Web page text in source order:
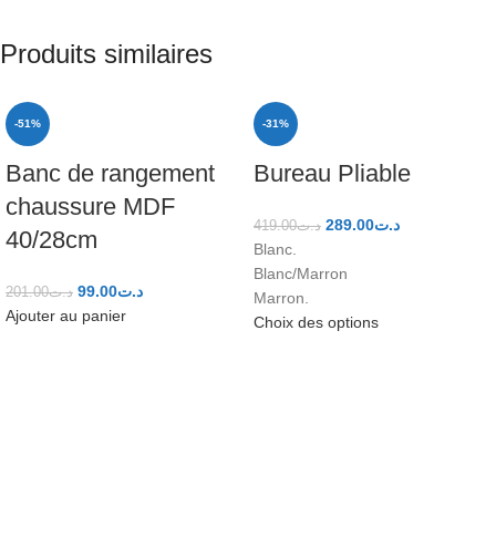
Produits similaires
-51%
Banc de rangement
chaussure MDF
40/28cm
د.ت201.00 د.ت99.00
Ajouter au panier
-31%
Bureau Pliable
د.ت419.00 د.ت289.00
Blanc.
Blanc/Marron
Marron.
Choix des options